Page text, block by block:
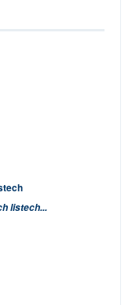
listech...